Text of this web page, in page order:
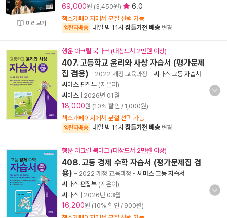
미리보기
69,000원 (3,450원) 6.0
책소개페이지에서 분철 선택 가능
양탄자배송 내일 밤 11시 잠들기전 배송 변경
행운 아크릴 북마크 (대상도서 2만원 이상)
407. 고등학교 윤리와 사상 자습서 (평가문제
집 겸용) - 2022 개정 교육과정 - 씨마스 고등 자습서
씨마스 편집부 (지은이)
씨마스
2026년 01월
18,000원 (10% 할인 / 1,000원)
책소개페이지에서 분철 선택 가능
양탄자배송 내일 밤 11시 잠들기전 배송 변경
행운 아크릴 북마크 (대상도서 2만원 이상)
408. 고등 경제 수학 자습서 (평가문제집 겸
용) - 2022 개정 교육과정 - 씨마스 고등 자습서
씨마스 편집부 (지은이)
씨마스
2026년 03월
16,200원 (10% 할인 / 900원)